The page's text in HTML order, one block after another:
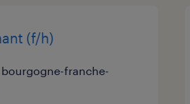
de chercher une place
(f/h)
franche-